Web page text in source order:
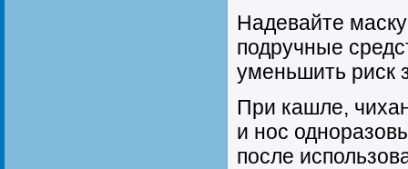
Надевайте
подручные
уменьшить риск
При кашле,
и нос
после